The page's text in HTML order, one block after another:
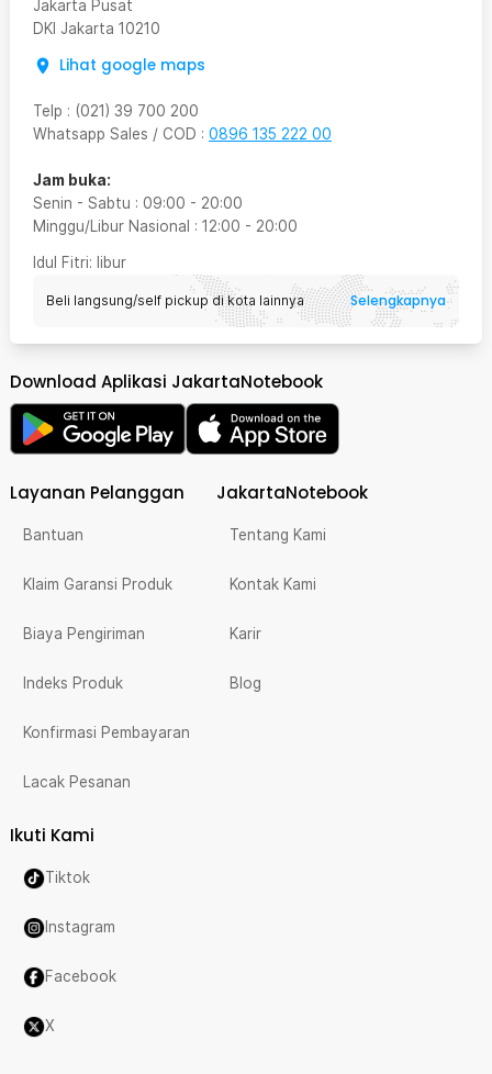
Jakarta Pusat
DKI Jakarta 10210
Lihat google maps
Telp : (021) 39 700 200
Whatsapp Sales / COD : 0896 135 222 00
Jam buka:
Senin - Sabtu : 09:00 - 20:00
Minggu/Libur Nasional : 12:00 - 20:00
Idul Fitri: libur
Beli langsung/self pickup di kota lainnya Selengkapnya
Download Aplikasi JakartaNotebook
Layanan Pelanggan
Bantuan
Klaim Garansi Produk
Biaya Pengiriman
Indeks Produk
Konfirmasi Pembayaran
Lacak Pesanan
JakartaNotebook
Tentang Kami
Kontak Kami
Karir
Blog
Ikuti Kami
Tiktok
Instagram
Facebook
X